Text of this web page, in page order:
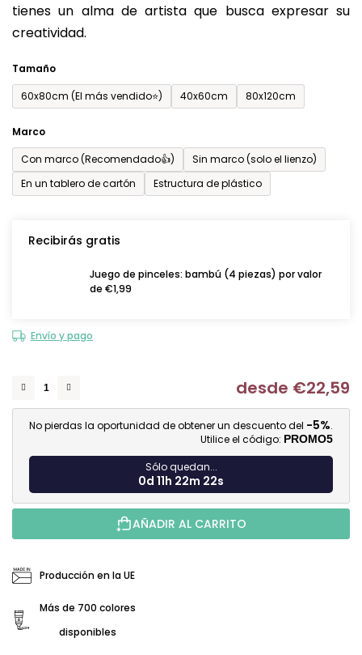
tienes un alma de artista que busca expresar su
creatividad.
Tamaño
60x80cm (El más vendido⭐)
40x60cm 80x120cm
Marco
Con marco (Recomendado👍)
Sin marco (solo el lienzo)
En un tablero de cartón
Estructura de plástico
Recibirás gratis
Juego de pinceles: bambú (4 piezas) por valor
de €1,99
Envío y pago
desde €22,59
No pierdas la oportunidad de obtener un descuento del -5%.
Utilice el código: PROMO5
Sólo quedan...
0d 11h 22m 21s
AÑADIR AL CARRITO
Producción en la UE
Más de 700 colores
disponibles